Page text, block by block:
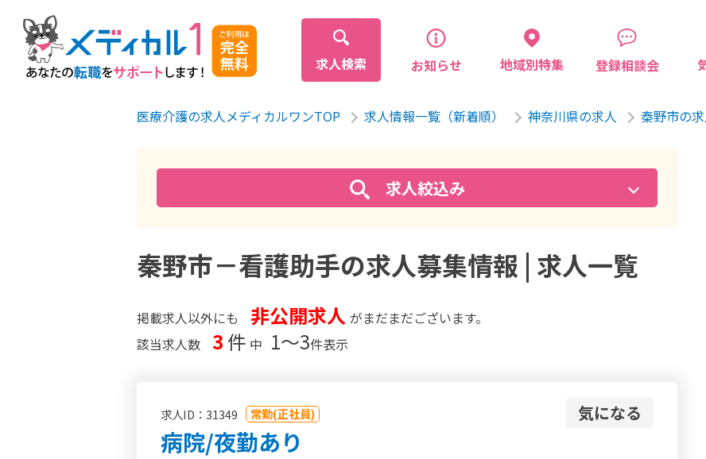
求人検索 お知らせ 地域別特集 登録相談会
医療介護の求人メディカルワンTOP 求人情報一覧（新着順） 神奈川県の求人 秦野市の
求人絞込み
秦野市－看護助手の求人募集情報 | 求人一覧
掲載求人以外にも 非公開求人 がまだまだございます。
該当求人数
3 件 中 1〜3件表示
求人ID：31349 常勤(正社員) 気になる
病院/夜勤あり